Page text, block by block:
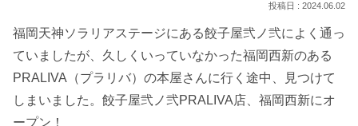
2024.06.02
福岡天神ソラリアステージにある餃子屋弐ノ弐によく通っ
ていましたが、久しくいっていなかった福岡西新のある
PRALIVA（プラリバ）の本屋さんに行く途中、見つけて
しまいました。餃子屋弐ノ弐PRALIVA店、福岡西新にオ
ープン！